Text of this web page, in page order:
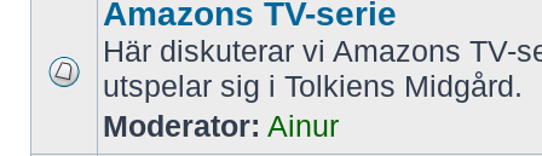
Amazons TV-serie
Här diskuterar vi Amazons TV-
utspelar sig i Tolkiens Midgård.
Moderator: Ainur